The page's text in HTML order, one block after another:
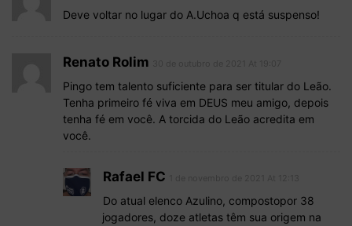
Deve voltar no lugar do A.Uchoa q está suspenso!
Renato Rolim
Pingo tem talento suficiente para ser titular do Leão.
Tenha primeiro fé viva em DEUS meu amigo, depois
tenha fé em você. A torcida do Leão acredita em
você.
Rafael FC
Do atual elenco Azulino, compostopor 38
jogadores, doze atletas têm sua origem na